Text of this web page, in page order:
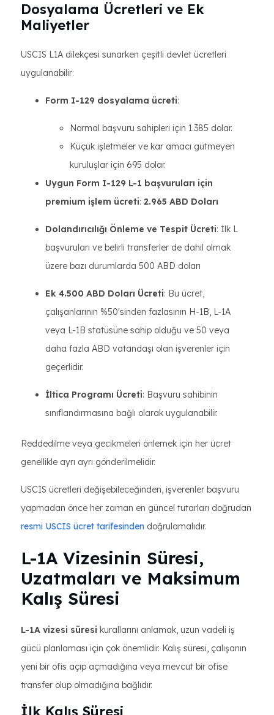
Dosyalama Ücretleri ve Ek
Maliyetler
USCIS L1A dilekçesi sunarken çeşitli devlet ücretleri
uygulanabilir:
Form I-129 dosyalama ücreti:
Normal başvuru sahipleri için 1.385 dolar.
Küçük işletmeler ve kar amacı gütmeyen
kuruluşlar için 695 dolar.
Uygun Form I-129 L-1 başvuruları için
premium işlem ücreti: 2.965 ABD Doları
Dolandırıcılığı Önleme ve Tespit Ücreti: İlk L
başvuruları ve belirli transferler de dahil olmak
üzere bazı durumlarda 500 ABD doları
Ek 4.500 ABD Doları Ücreti: Bu ücret,
çalışanlarının %50'sinden fazlasının H-1B, L-1A
veya L-1B statüsüne sahip olduğu ve 50 veya
daha fazla ABD vatandaşı olan işverenler için
geçerlidir.
İltica Programı Ücreti: Başvuru sahibinin
sınıflandırmasına bağlı olarak uygulanabilir.
Reddedilme veya gecikmeleri önlemek için her ücret
genellikle ayrı ayrı gönderilmelidir.
USCIS ücretleri değişebileceğinden, işverenler başvuru
yapmadan önce her zaman en güncel tutarları doğrudan
resmi USCIS ücret tarifesinden doğrulamalıdır.
L-1A Vizesinin Süresi,
Uzatmaları ve Maksimum
Kalış Süresi
L-1A vizesi süresi kurallarını anlamak, uzun vadeli iş
gücü planlaması için çok önemlidir. Kalış süresi, çalışanın
yeni bir ofis açıp açmadığına veya mevcut bir ofise
transfer olup olmadığına bağlıdır.
İlk Kalış Süresi